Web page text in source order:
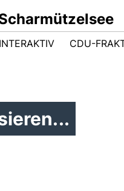
INTERAKTIV CDU-